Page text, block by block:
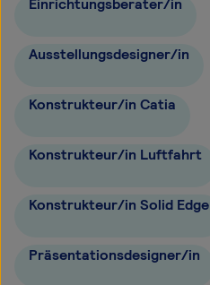
Einrichtungsberater/in
Ausstellungsdesigner/in
Konstrukteur/in Catia
Konstrukteur/in Luftfahrt
Konstrukteur/in Solid Edge
Präsentationsdesigner/in